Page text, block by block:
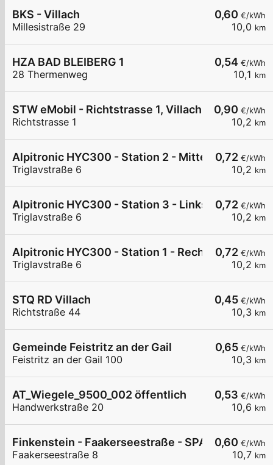
0,60 €/kWh
10,0 km
BKS - Villach
Millesistraße 29
0,54 €/kWh
10,1 km
HZA BAD BLEIBERG 1
28 Thermenweg
0,90 €/kWh
10,2 km
STW eMobil - Richtstrasse 1, Villach
Richtstrasse 1
0,72 €/kWh
10,2 km
Alpitronic HYC300 - Station 2 - Mitte
Triglavstraße 6
0,72 €/kWh
10,2 km
Alpitronic HYC300 - Station 3 - Links
Triglavstraße 6
0,72 €/kWh
10,2 km
Alpitronic HYC300 - Station 1 - Rechts
Triglavstraße 6
0,45 €/kWh
10,3 km
STQ RD Villach
Richtstraße 44
0,65 €/kWh
10,3 km
Gemeinde Feistritz an der Gail
Feistritz an der Gail 100
0,53 €/kWh
10,6 km
AT_Wiegele_9500_002 öffentlich
Handwerkstraße 20
0,60 €/kWh
10,7 km
Finkenstein - Faakerseestraße - SPAR
Faakerseestraße 8